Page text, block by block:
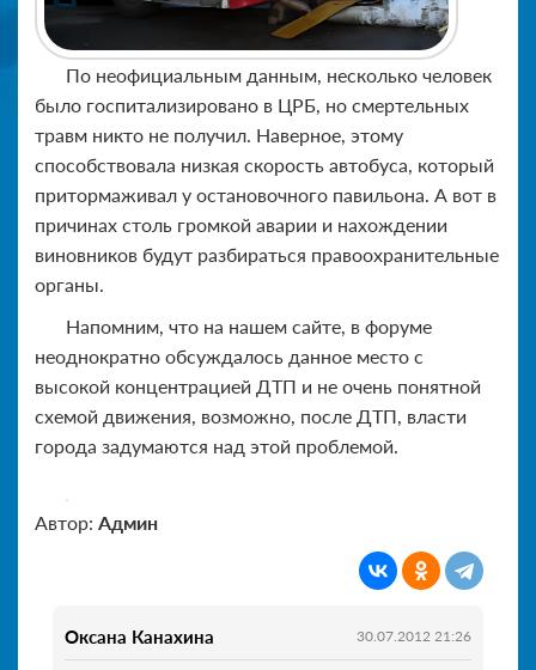
По неофициальным данным, несколько человек
было госпитализировано в ЦРБ, но смертельных
травм никто не получил. Наверное, этому
способствовала низкая скорость автобуса, который
притормаживал у остановочного павильона. А вот в
причинах столь громкой аварии и нахождении
виновников будут разбираться правоохранительные
органы.
Напомним, что на нашем сайте, в форуме
неоднократно обсуждалось данное место с
высокой концентрацией ДТП и не очень понятной
схемой движения, возможно, после ДТП, власти
города задумаются над этой проблемой.
Автор: Админ
Оксана Канахина 30.07.2012 21:26